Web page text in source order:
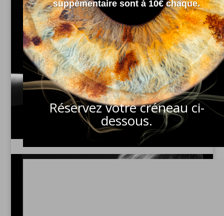
Portraits de Maternité
Portraits liés à la naissance.
Découvrez
suppémentaire sont à 10€ chaque.
Réservez votre créneau ci-
dessous.